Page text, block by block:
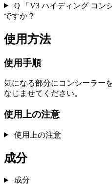
Q
「V3 ハイディング コン
ですか？
使用方法
使用手順
気になる部分にコンシーラー
なじませてください。
使用上の注意
使用上の注意
成分
成分